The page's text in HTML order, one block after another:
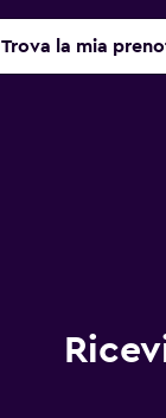
Trova la mia